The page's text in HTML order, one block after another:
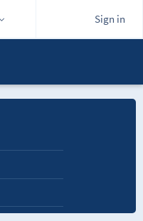
Sign in